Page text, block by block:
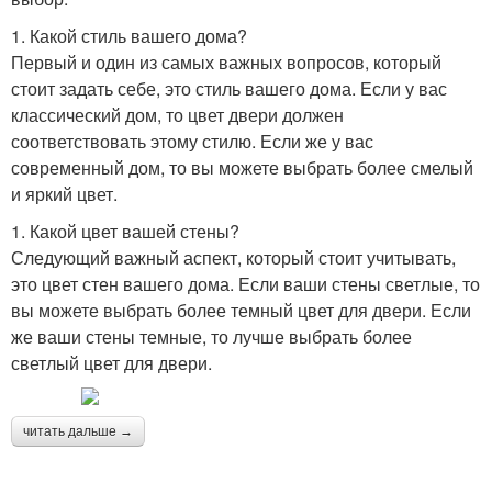
1. Какой стиль вашего дома?
Первый и один из самых важных вопросов, который
стоит задать себе, это стиль вашего дома. Если у вас
классический дом, то цвет двери должен
соответствовать этому стилю. Если же у вас
современный дом, то вы можете выбрать более смелый
и яркий цвет.
1. Какой цвет вашей стены?
Следующий важный аспект, который стоит учитывать,
это цвет стен вашего дома. Если ваши стены светлые, то
вы можете выбрать более темный цвет для двери. Если
же ваши стены темные, то лучше выбрать более
светлый цвет для двери.
читать дальше →